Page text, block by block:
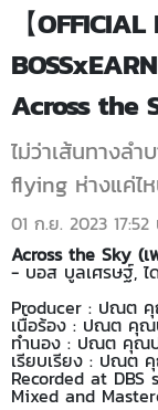
【
Across the
ไม่ว่าเส้นทางล
flying ห่างแค่ไ
01 ก.ย. 2023 17:52
Across the Sky (
- บอส บูลเศรษฐ์, ไ
Producer : ปณต คุ
เนื้อร้อง : ปณต คุณ
ทำนอง : ปณต คุณป
เรียบเรียง : ปณต
Recorded at DBS
Mixed and